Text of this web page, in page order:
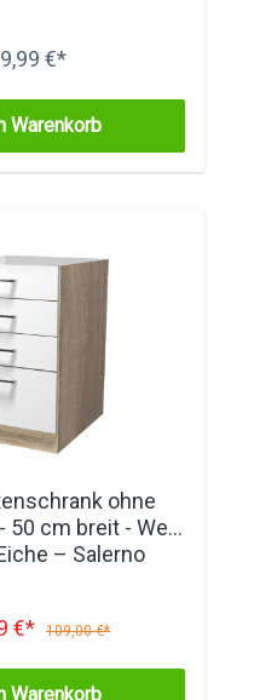
€*
Warenkorb
ohne
50 cm breit - Weiß
– Salerno
€* 109,00 €*
Warenkorb